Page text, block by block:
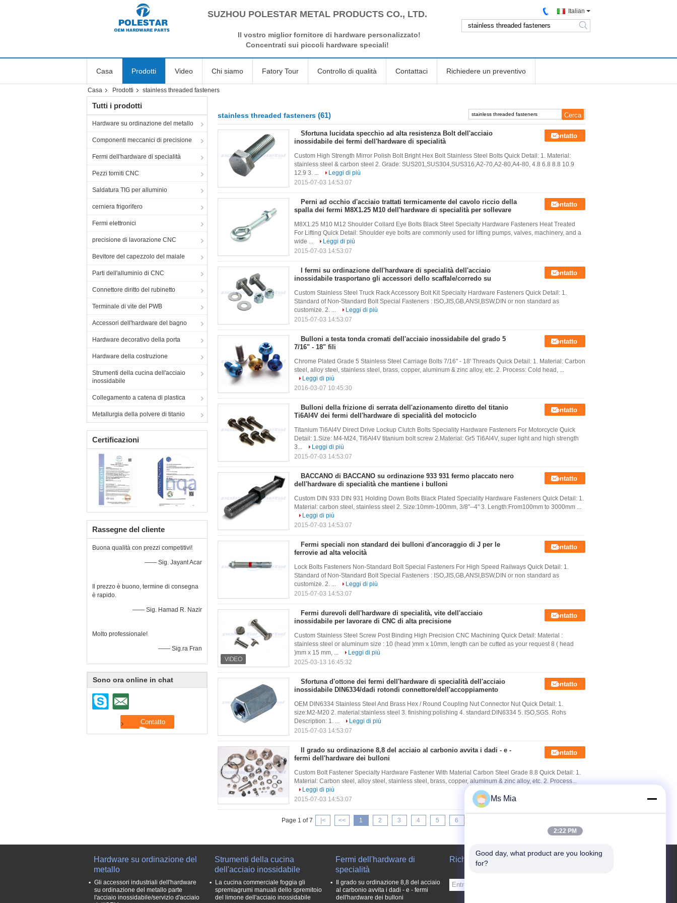
SUZHOU POLESTAR METAL PRODUCTS CO., LTD.
Il vostro miglior fornitore di hardware personalizzato!
Concentrati sui piccoli hardware speciali!
Italian
search
Casa Prodotti Video Chi siamo Fatory Tour Controllo di qualità Contattaci Richiedere un preventivo
Casa Prodotti stainless threaded fasteners
Tutti i prodotti
Hardware su ordinazione del metallo
Componenti meccanici di precisione
Fermi dell'hardware di specialità
Pezzi torniti CNC
Saldatura TIG per alluminio
cerniera frigorifero
Fermi elettronici
precisione di lavorazione CNC
Bevitore del capezzolo del maiale
Parti dell'alluminio di CNC
Connettore diritto del rubinetto
Terminale di vite del PWB
Accessori dell'hardware del bagno
Hardware decorativo della porta
Hardware della costruzione
Strumenti della cucina dell'acciaio
inossidabile
Collegamento a catena di plastica
Metallurgia della polvere di titanio
Certificazioni
Rassegne del cliente
Buona qualità con prezzi competitivi!
—— Sig. Jayant Acar
Il prezzo è buono, termine di consegna
è rapido.
—— Sig. Hamad R. Nazir
Molto professionale!
—— Sig.ra Fran
Sono ora online in chat
stainless threaded fasteners (61)
Sfortuna lucidata specchio ad alta resistenza Bolt dell'acciaio
inossidabile dei fermi dell'hardware di specialità
Contatto
Custom High Strength Mirror Polish Bolt Bright Hex Bolt Stainless Steel Bolts Quick Detail: 1. Material:
stainless steel & carbon steel 2. Grade: SUS201,SUS304,SUS316,A2-70,A2-80,A4-80, 4.8 6.8 8.8 10.9
12.9 3. ...
Leggi di più
2015-07-03 14:53:07
Perni ad occhio d'acciaio trattati termicamente del cavolo riccio della
spalla dei fermi M8X1.25 M10 dell'hardware di specialità per sollevare
Contatto
M8X1.25 M10 M12 Shoulder Collard Eye Bolts Black Steel Specialty Hardware Fasteners Heat Treated
For Lifting Quick Detail: Shoulder eye bolts are commonly used for lifting pumps, valves, machinery, and a
wide ...
Leggi di più
2015-07-03 14:53:07
I fermi su ordinazione dell'hardware di specialità dell'acciaio
inossidabile trasportano gli accessori dello scaffale/corredo su
Contatto
Custom Stainless Steel Truck Rack Accessory Bolt Kit Specialty Hardware Fasteners Quick Detail: 1.
Standard of Non-Standard Bolt Special Fasteners : ISO,JIS,GB,ANSI,BSW,DIN or non standard as
customize. 2. ...
Leggi di più
2015-07-03 14:53:07
Bulloni a testa tonda cromati dell'acciaio inossidabile del grado 5
7/16" - 18" fili
Contatto
Chrome Plated Grade 5 Stainless Steel Carriage Bolts 7/16" - 18' Threads Quick Detail: 1. Material: Carbon
steel, alloy steel, stainless steel, brass, copper, aluminum & zinc alloy, etc. 2. Process: Cold head, ...
Leggi di più
2016-03-07 10:45:30
Bulloni della frizione di serrata dell'azionamento diretto del titanio
Ti6Al4V dei fermi dell'hardware di specialità del motociclo
Contatto
Titanium Ti6Al4V Direct Drive Lockup Clutch Bolts Speciality Hardware Fasteners For Motorcycle Quick
Detail: 1.Size: M4-M24, Ti6Al4V titanium bolt screw 2.Material: Gr5 Ti6Al4V, super light and high strength
3...
Leggi di più
2015-07-03 14:53:07
BACCANO di BACCANO su ordinazione 933 931 fermo placcato nero
dell'hardware di specialità che mantiene i bulloni
Contatto
Custom DIN 933 DIN 931 Holding Down Bolts Black Plated Speciality Hardware Fasteners Quick Detail: 1.
Material: carbon steel, stainless steel 2. Size:10mm-100mm, 3/8"--4" 3. Length:From100mm to 3000mm ...
Leggi di più
2015-07-03 14:53:07
Fermi speciali non standard dei bulloni d'ancoraggio di J per le
ferrovie ad alta velocità
Contatto
Lock Bolts Fasteners Non-Standard Bolt Special Fasteners For High Speed Railways Quick Detail: 1.
Standard of Non-Standard Bolt Special Fasteners : ISO,JIS,GB,ANSI,BSW,DIN or non standard as
customize. 2. ...
Leggi di più
2015-07-03 14:53:07
Fermi durevoli dell'hardware di specialità, vite dell'acciaio
inossidabile per lavorare di CNC di alta precisione
Contatto
Custom Stainless Steel Screw Post Binding High Precision CNC Machining Quick Detail: Material :
stainless steel or aluminum size : 10 (head )mm x 10mm, length can be cutted as your request 8 ( head
)mm x 15 mm, ...
Leggi di più
2025-03-13 16:45:32
Sfortuna d'ottone dei fermi dell'hardware di specialità dell'acciaio
inossidabile DIN6334/dadi rotondi connettore/dell'accoppiamento
Contatto
OEM DIN6334 Stainless Steel And Brass Hex / Round Coupling Nut Connector Nut​ Quick Detail: 1.
size:M2-M20 2. material:stainless steel 3. finishing:polishing 4. standard:DIN6334 5. ISO,SGS. Rohs
Description: 1. ...
Leggi di più
2015-07-03 14:53:07
Il grado su ordinazione 8,8 del acciaio al carbonio avvita i dadi - e -
fermi dell'hardware dei bulloni
Contatto
Custom Bolt Fastener Specialty Hardware Fastener With Material Carbon Steel Grade 8.8 Quick Detail: 1.
Material: Carbon steel, alloy steel, stainless steel, brass, copper, aluminum & zinc alloy, etc. 2. Process...
Leggi di più
2015-07-03 14:53:07
Page 1 of 7 |< << 1 2 3 4 5 6
Hardware su ordinazione del
metallo
Gli accessori industriali dell'hardware
su ordinazione del metallo parte
l'acciaio inossidabile/servizio d'acciaio
Strumenti della cucina
dell'acciaio inossidabile
La cucina commerciale foggia gli
spremiagrumi manuali dello spremitoio
del limone dell'acciaio inossidabile
Fermi dell'hardware di
specialità
Il grado su ordinazione 8,8 del acciaio
al carbonio avvita i dadi - e - fermi
dell'hardware dei bulloni
Richiedere un preventivo
Ms Mia
2:22 PM
Good day, what product are you looking
for?